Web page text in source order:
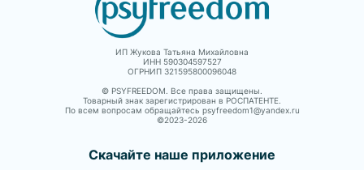
ИП Жукова Татьяна Михайловна
ИНН 590304597527
ОГРНИП 321595800096048
© PSYFREEDOM. Все права защищены.
Товарный знак зарегистрирован в РОСПАТЕНТЕ.
По всем вопросам обращайтесь psyfreedom1@yandex.ru
©2023-2026
Скачайте наше приложение